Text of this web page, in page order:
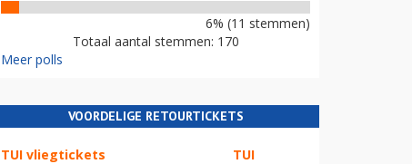
6% (11 stemmen)
Totaal aantal stemmen: 170
Meer polls
VOORDELIGE RETOURTICKETS
TUI vliegtickets TUI